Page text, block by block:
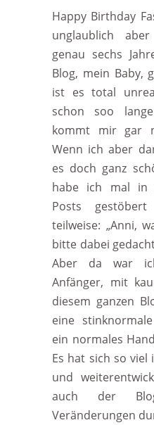
Happy Birthday
unglaublich
genau sechs
Blog, mein Baby,
ist es total
schon soo
kommt mir gar
Wenn ich aber
es doch ganz
habe ich mal in
Posts
teilweise: „Anni,
bitte dabei
Aber da war
Anfänger, mit
diesem ganzen
eine
ein normales
Es hat sich so
und
auch der
Veränderungen